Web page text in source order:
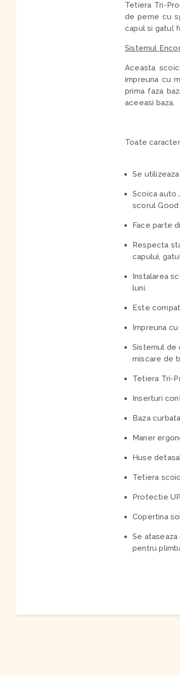
Tetiera Tri-
de perne cu
capul si gatul
Sistemul
Aceasta
impreuna cu
prima faza
aceeasi baza.
Toate
Se
Scoica auto
scorul Good
Face parte
Respecta
capului,
Instalarea
luni.
Este
Impreuna
Sistemul de
miscare de
Tetiera Tri-
Inserturi
Baza
Maner
Huse
Tetiera
Protectie
Copertina
Se
pentru